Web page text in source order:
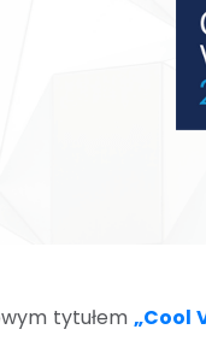
tytułem„Cool